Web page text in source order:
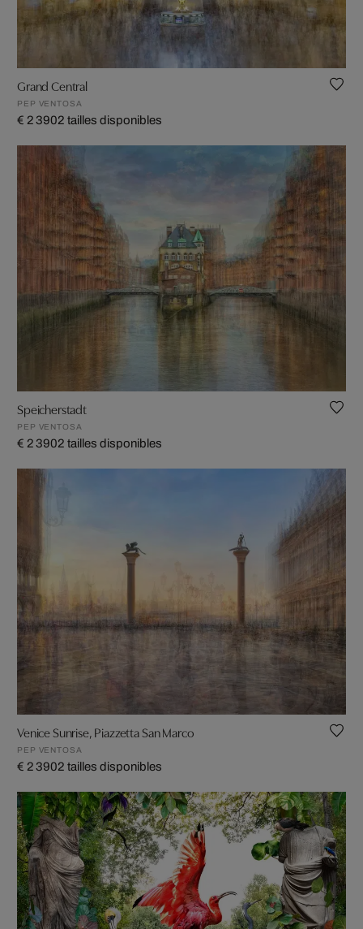
Grand Central
PEP VENTOSA
€ 2 3902 tailles disponibles
Speicherstadt
PEP VENTOSA
€ 2 3902 tailles disponibles
Venice Sunrise, Piazzetta San Marco
PEP VENTOSA
€ 2 3902 tailles disponibles